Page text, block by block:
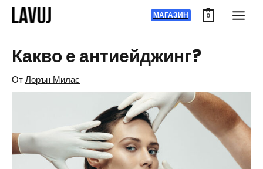
Преминаване
към
МАГАЗИН 0
Какво е антиейджинг?
ОтЛорън Милас